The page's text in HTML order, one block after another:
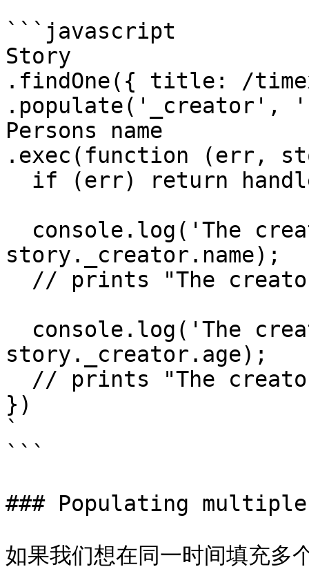
```javascript
Story
.findOne({ title: /
.populate('_creator',
Persons name
.exec(function (err,
story._creator.name);
story._creator.age);
})
`
```
### Populating
如果我们想在同一时间填充多